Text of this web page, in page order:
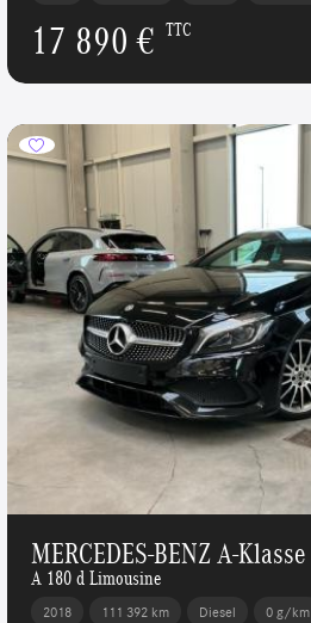
17 890 € TTC
MERCEDES-BENZ A-Klasse
A 180 d Limousine
2018 111 392 km Diesel 0 g/km